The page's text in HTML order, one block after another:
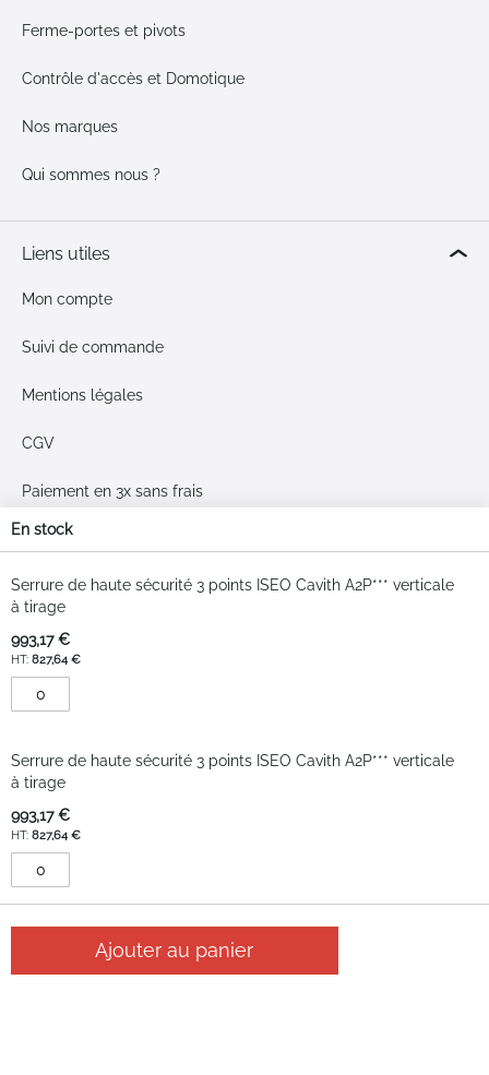
En stock
Serrure de haute sécurité 3 points ISEO Cavith A2P*** verticale
à tirage
993,17 €
827,64 €
Serrure de haute sécurité 3 points ISEO Cavith A2P*** verticale
à tirage
993,17 €
827,64 €
Ajouter au panier
Ferme-portes et pivots
Contrôle d'accès et Domotique
Nos marques
Qui sommes nous ?
Liens utiles
Mon compte
Suivi de commande
Mentions légales
CGV
Paiement en 3x sans frais
Livraison & retours
Plan du site
Moyens de paiement
3.2